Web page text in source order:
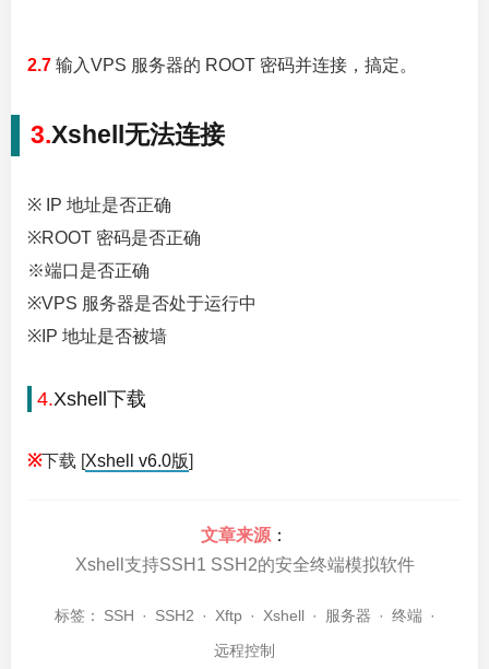
2.7 输入VPS 服务器的 ROOT 密码并连接，搞定。
3.Xshell无法连接
※ IP 地址是否正确
※ROOT 密码是否正确
※端口是否正确
※VPS 服务器是否处于运行中
※IP 地址是否被墙
4.Xshell下载
※下载 [Xshell v6.0版]
文章来源 ：
Xshell支持SSH1 SSH2的安全终端模拟软件
标签： SSH · SSH2 · Xftp · Xshell · 服务器 · 终端 ·
远程控制